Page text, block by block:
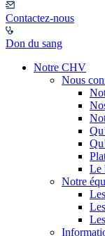
Contactez-nous
Don du sang
Notre CHV
Nous
Le
Notre